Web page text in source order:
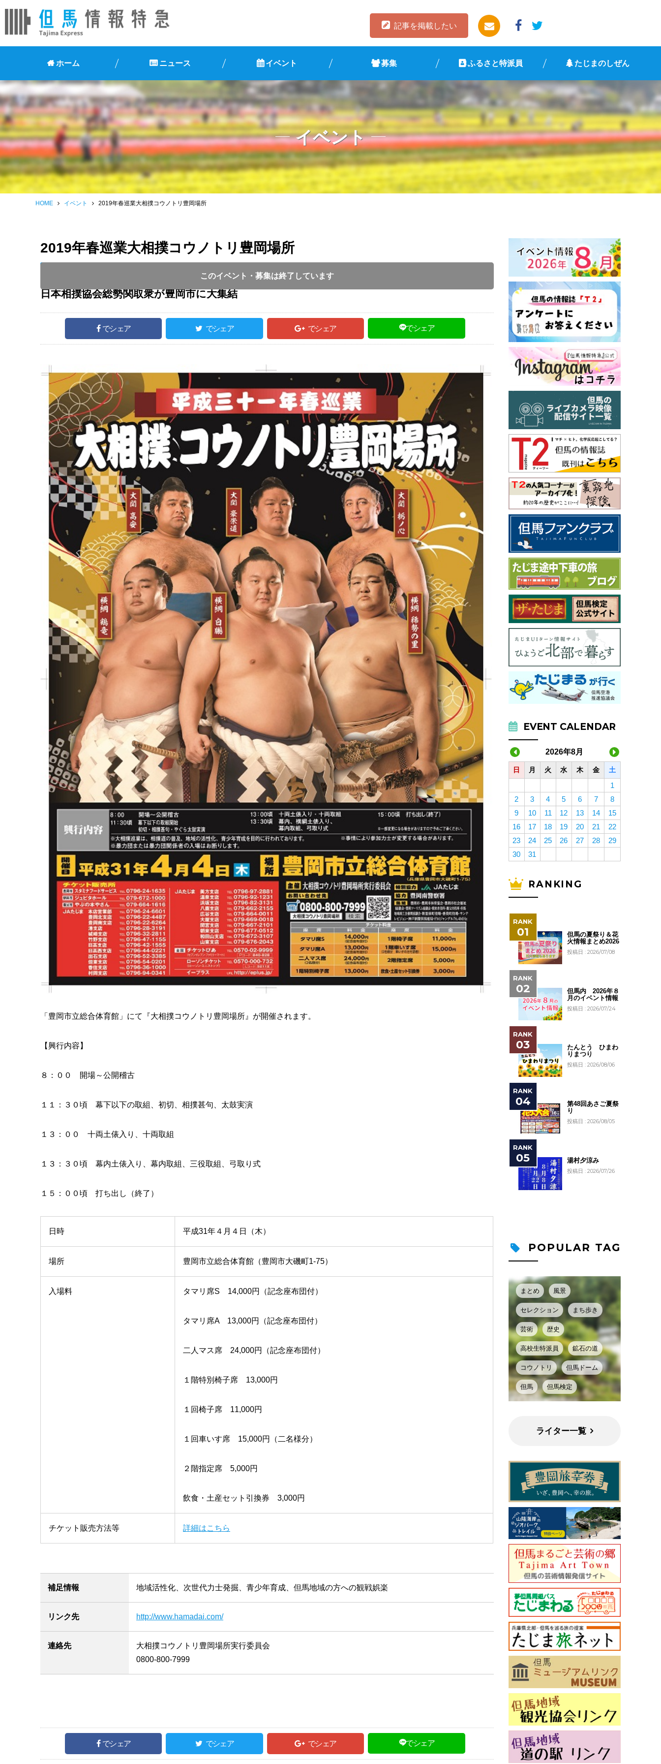
記事を掲載したい
ホーム ニュース イベント 募集 ふるさと特派員 たじまのしぜん
イベント
HOME イベント 2019年春巡業大相撲コウノトリ豊岡場所
2019年春巡業大相撲コウノトリ豊岡場所
このイベント・募集は終了しています
開催時間 : 8:00 ～ 15:00
日本相撲協会総勢関取衆が豊岡市に大集結
でシェア でシェア でシェア でシェア
「豊岡市立総合体育館」にて『大相撲コウノトリ豊岡場所』が開催されます。
【興行内容】
８：００ 開場～公開稽古
１１：３０頃 幕下以下の取組、初切、相撲甚句、太鼓実演
１３：００ 十両土俵入り、十両取組
１３：３０頃 幕内土俵入り、幕内取組、三役取組、弓取り式
１５：００頃 打ち出し（終了）
日時 平成31年４月４日（木）
場所 豊岡市立総合体育館（豊岡市大磯町1-75）
入場料 タマリ席S 14,000円（記念座布団付）
タマリ席A 13,000円（記念座布団付）
二人マス席 24,000円（記念座布団付）
１階特別椅子席 13,000円
１回椅子席 11,000円
１回車いす席 15,000円（二名様分）
２階指定席 5,000円
飲食・土産セット引換券 3,000円
チケット販売方法等 詳細はこちら
補足情報 地域活性化、次世代力士発掘、青少年育成、但馬地域の方への観戦娯楽
リンク先 http://www.hamadai.com/
連絡先
大相撲コウノトリ豊岡場所実行委員会
0800-800-7999
でシェア でシェア でシェア でシェア
EVENT CALENDAR
2026年8月
日 月 火 水 木 金 土
1
2
3 4 5 6 7
8
9
10 11 12 13 14
15
16
17 18 19 20 21
22
23
24 25 26 27 28
29
30
31
RANKING
但馬の夏祭り＆花
火情報まとめ2026
投稿日 : 2026/07/08
但馬内 2026年８
月のイベント情報
投稿日 : 2026/07/24
たんとう ひまわ
りまつり
投稿日 : 2026/08/06
第48回あさご夏祭
り
投稿日 : 2026/08/05
湯村夕涼み
投稿日 : 2026/07/26
POPULAR TAG
まとめ 風景
セレクション まち歩き
芸術 歴史
高校生特派員 鉱石の道
コウノトリ 但馬ドーム
但馬 但馬検定
ライター一覧